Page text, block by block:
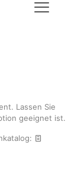
Lassen Sie
geeignet ist.